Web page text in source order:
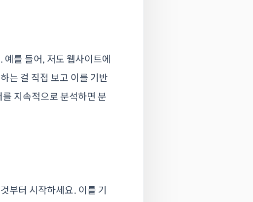
를 들어, 저도 웹사이트에
는 걸 직접 보고 이를 기반
지속적으로 분석하면 분
부터 시작하세요. 이를 기